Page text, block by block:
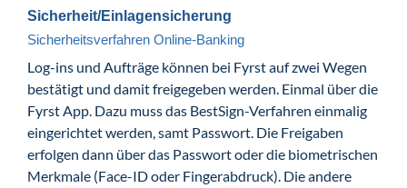
Sicherheit/Einlagensicherung
Sicherheitsverfahren Online-Banking
Log-ins und Aufträge können bei Fyrst auf zwei Wegen
bestätigt und damit freigegeben werden. Einmal über die
Fyrst App. Dazu muss das BestSign-Verfahren einmalig
eingerichtet werden, samt Passwort. Die Freigaben
erfolgen dann über das Passwort oder die biometrischen
Merkmale (Face-ID oder Fingerabdruck). Die andere